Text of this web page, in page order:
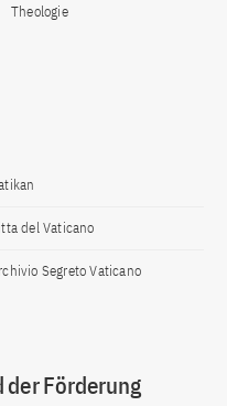
Theologie
del Vaticano
Segreto Vaticano
Förderung